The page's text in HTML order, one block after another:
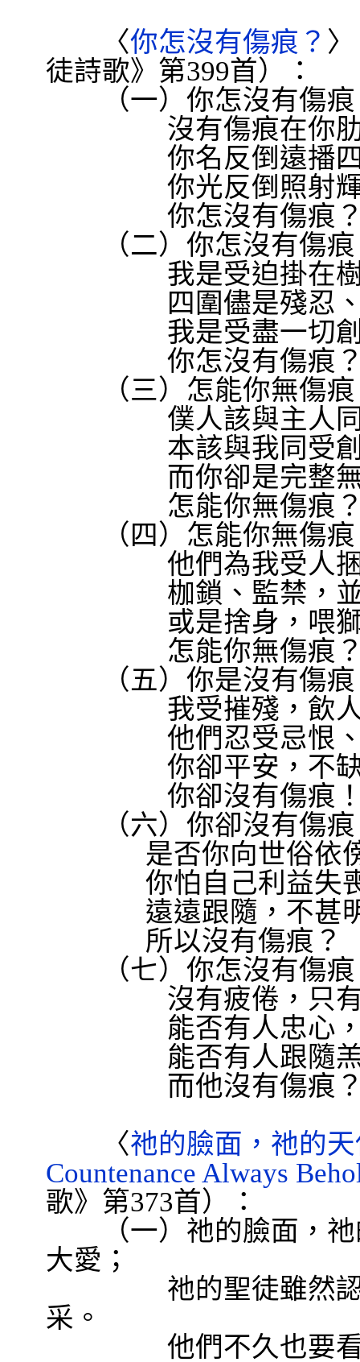
〈你怎沒有傷痕？
徒詩歌》第399首）：
（一）你怎沒有傷痕
沒有傷痕在你
你名反倒遠播
你光反倒照射
你怎沒有傷痕
（二）你怎沒有傷痕
我是受迫掛在
四圍儘是殘忍
我是受盡一切
你怎沒有傷痕
（三）怎能你無傷痕
僕人該與主人
本該與我同受
而你卻是完整
怎能你無傷痕
（四）怎能你無傷痕
他們為我受人
枷鎖、監禁，
或是捨身，喂
怎能你無傷痕
（五）你是沒有傷痕
我受摧殘，飲
他們忍受忌恨
你卻平安，不
你卻沒有傷痕
（六）你卻沒有傷痕
是否你向世俗依
你怕自己利益失
遠遠跟隨，不甚
所以沒有傷痕？
（七）你怎沒有傷痕
沒有疲倦，只
能否有人忠心
能否有人跟隨
而他沒有傷痕
〈祂的臉面，祂的
Countenance Always
歌》第373首）：
（一）祂的臉面，祂
大愛；
祂的聖徒雖然
采。
他們不久也要